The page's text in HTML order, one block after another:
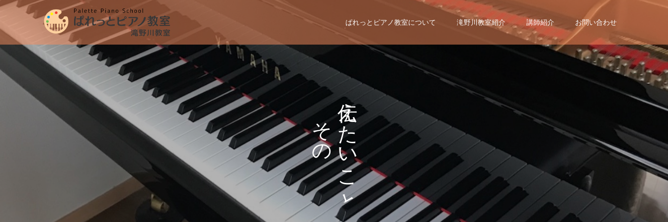
ぱれっとピアノ教室について 滝野川教室紹介 講師紹介 お問い合わせ
え
た
い
こ
と
そ
の
ま
ま
に
。